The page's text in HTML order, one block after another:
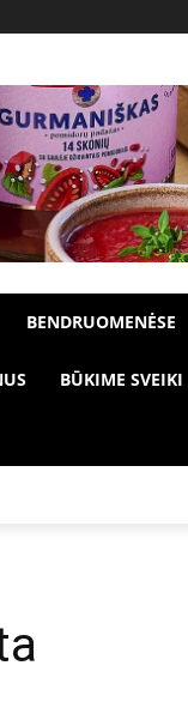
BENDRUOMENĖSE
BŪKIME SVEIKI